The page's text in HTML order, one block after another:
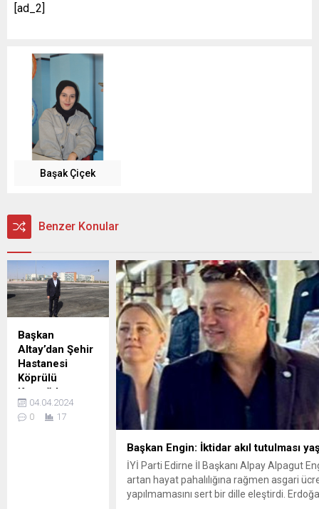
[ad_2]
Başak Çiçek
Benzer Konular
Başkan
Altay’dan Şehir
Hastanesi
Köprülü
Kavşağı’na
inceleme
KONYA (İGFA) –
04.04.2024
0
17
Başkan Engin: İktidar akıl tutulması
İYİ Parti Edirne İl Başkanı Alpay Alpagut
artan hayat pahalılığına rağmen asgari
yapılmamasını sert bir dille eleştirdi.